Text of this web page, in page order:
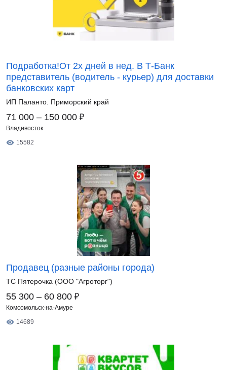
Подработка!От 2х дней в нед. В Т-Банк
представитель (водитель - курьер) для доставки
банковских карт
ИП Паланто. Приморский край
71 000 – 150 000 ₽
Владивосток
15582
Продавец (разные районы города)
ТС Пятерочка (ООО "Агроторг")
55 300 – 60 800 ₽
Комсомольск-на-Амуре
14689